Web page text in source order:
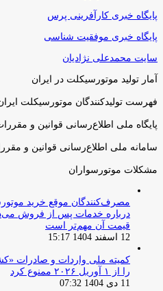
پایگاه خبری کارآفرینی پرس
پایگاه خبری موفقیت شناسی
سایت محمدعلی نژادیان
آمار تولید موتورسیکلت در ایران
فهرست تولیدکنندگان موتورسیکلت
پایگاه ملی اطلاع‌رسانی قوانین و
سامانه ملی اطلاع‌رسانی قوانین و
مشکلات موتورسواران
مصرف‌کنندگان موقع خرید
درباره خدمات پس از فروش
قیمت آن مهم‌تر است
12 اسفند 1404 15:17
کمیته ملی واردات و صادرات
را از ۱ آوریل ۲۰۲۶ ممنوع کرد
11 دی 1404 07:32